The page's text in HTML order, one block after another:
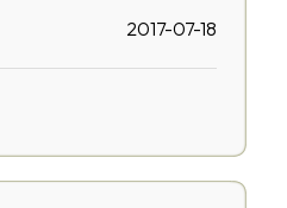
2017-07-18